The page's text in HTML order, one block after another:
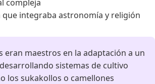
compleja
que integraba astronomía y religión
eran maestros en la adaptación a un
sistemas de cultivo
los sukakollos o camellones